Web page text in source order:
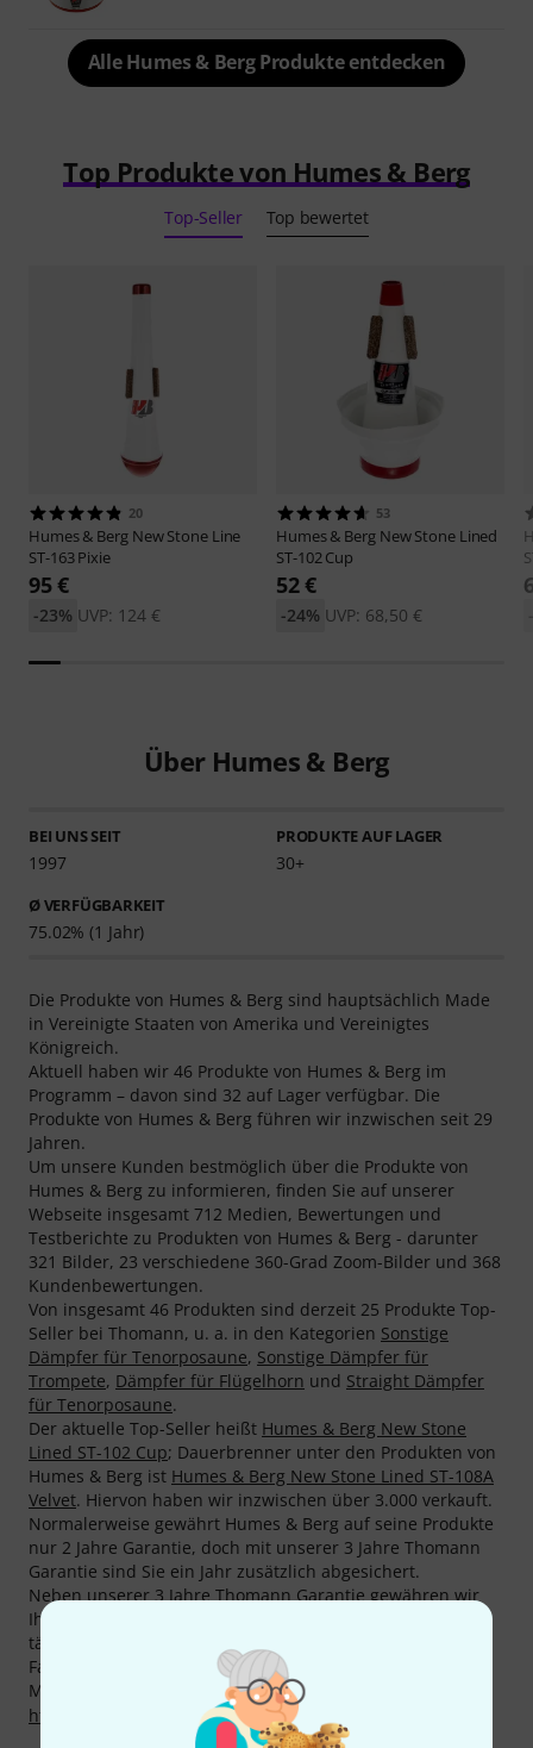
Alle Humes & Berg Produkte entdecken
Top Produkte von Humes & Berg
Top-Seller Top bewertet
20
Humes & Berg New Stone Line
ST-163 Pixie
95 €
UVP: 124 €
-23%
53
Humes & Berg New Stone Lined
ST-102 Cup
52 €
UVP: 68,50 €
-24%
Über Humes & Berg
BEI UNS SEIT
1997
PRODUKTE AUF LAGER
30+
Ø VERFÜGBARKEIT
75.02% (1 Jahr)
Die Produkte von Humes & Berg sind hauptsächlich Made
in Vereinigte Staaten von Amerika und Vereinigtes
Königreich.
Aktuell haben wir 46 Produkte von Humes & Berg im
Programm – davon sind 32 auf Lager verfügbar. Die
Produkte von Humes & Berg führen wir inzwischen seit 29
Jahren.
Um unsere Kunden bestmöglich über die Produkte von
Humes & Berg zu informieren, finden Sie auf unserer
Webseite insgesamt 712 Medien, Bewertungen und
Testberichte zu Produkten von Humes & Berg - darunter
321 Bilder, 23 verschiedene 360-Grad Zoom-Bilder und 368
Kundenbewertungen.
Von insgesamt 46 Produkten sind derzeit 25 Produkte Top-
Seller bei Thomann, u. a. in den Kategorien Sonstige
Dämpfer für Tenorposaune, Sonstige Dämpfer für
Trompete, Dämpfer für Flügelhorn und Straight Dämpfer
für Tenorposaune.
Der aktuelle Top-Seller heißt Humes & Berg New Stone
Lined ST-102 Cup; Dauerbrenner unter den Produkten von
Humes & Berg ist Humes & Berg New Stone Lined ST-108A
Velvet. Hiervon haben wir inzwischen über 3.000 verkauft.
Normalerweise gewährt Humes & Berg auf seine Produkte
nur 2 Jahre Garantie, doch mit unserer 3 Jahre Thomann
Garantie sind Sie ein Jahr zusätzlich abgesichert.
Neben unserer 3 Jahre Thomann Garantie gewähren wir
Ihnen auch auf Produkte von Humes & Berg unsere 30-
tägige Money-Back-Garantie. Unsere kompetenten
Fachleute bieten Ihnen zudem weiteren Service vor Ort.
Mehr Informationen zum Hersteller finden Sie auf
http://www.humes-berg.com